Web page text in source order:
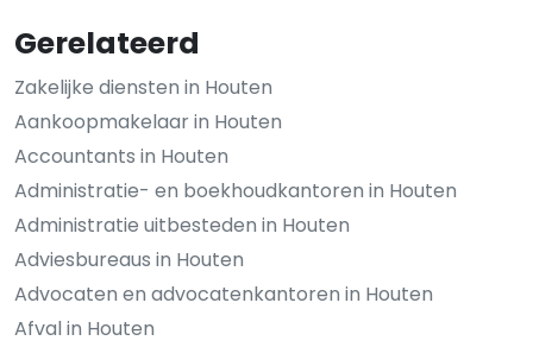
Gerelateerd
Zakelijke diensten in Houten
Aankoopmakelaar in Houten
Accountants in Houten
Administratie- en boekhoudkantoren in Houten
Administratie uitbesteden in Houten
Adviesbureaus in Houten
Advocaten en advocatenkantoren in Houten
Afval in Houten